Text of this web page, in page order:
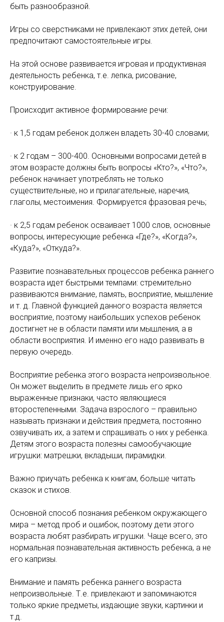
быть разнообразной.
Игры со сверстниками не привлекают этих детей, они
предпочитают самостоятельные игры.
На этой основе развивается игровая и продуктивная
деятельность ребенка, т.е. лепка, рисование,
конструирование.
Происходит активное формирование речи:
· к 1,5 годам ребенок должен владеть 30-40 словами;
· к 2 годам – 300-400. Основными вопросами детей в
этом возрасте должны быть вопросы «Кто?», «Что?»,
ребенок начинает употреблять не только
существительные, но и прилагательные, наречия,
глаголы, местоимения. Формируется фразовая речь;
· к 2,5 годам ребенок осваивает 1000 слов, основные
вопросы, интересующие ребенка «Где?», «Когда?»,
«Куда?», «Откуда?».
Развитие познавательных процессов ребенка раннего
возраста идет быстрыми темпами: стремительно
развиваются внимание, память, восприятие, мышление
и т. д. Главной функцией данного возраста является
восприятие, поэтому наибольших успехов ребенок
достигнет не в области памяти или мышления, а в
области восприятия. И именно его надо развивать в
первую очередь.
Восприятие ребенка этого возраста непроизвольное.
Он может выделить в предмете лишь его ярко
выраженные признаки, часто являющиеся
второстепенными. Задача взрослого – правильно
называть признаки и действия предмета, постоянно
озвучивать их, а затем и спрашивать о них у ребенка.
Детям этого возраста полезны самообучающие
игрушки: матрешки, вкладыши, пирамидки.
Важно приучать ребенка к книгам, больше читать
сказок и стихов.
Основной способ познания ребенком окружающего
мира – метод проб и ошибок, поэтому дети этого
возраста любят разбирать игрушки. Чаще всего, это
нормальная познавательная активность ребенка, а не
его капризы.
Внимание и память ребенка раннего возраста
непроизвольные. Т.е. привлекают и запоминаются
только яркие предметы, издающие звуки, картинки и
т.д.